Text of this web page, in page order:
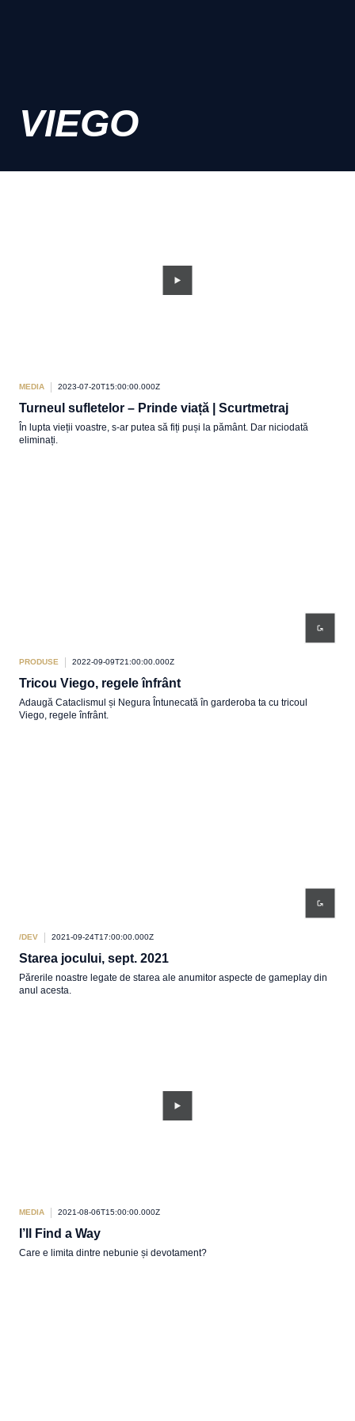
VIEGO
MEDIA 2023-07-20T15:00:00.000Z
Turneul sufletelor – Prinde viață | Scurtmetraj
În lupta vieții voastre, s-ar putea să fiți puși la pământ. Dar niciodată
eliminați.
PRODUSE 2022-09-09T21:00:00.000Z
Tricou Viego, regele înfrânt
Adaugă Cataclismul și Negura Întunecată în garderoba ta cu tricoul
Viego, regele înfrânt.
/DEV 2021-09-24T17:00:00.000Z
Starea jocului, sept. 2021
Părerile noastre legate de starea ale anumitor aspecte de gameplay din
anul acesta.
MEDIA 2021-08-06T15:00:00.000Z
I’ll Find a Way
Care e limita dintre nebunie și devotament?